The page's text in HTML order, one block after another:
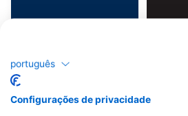
português
Configurações de privacidade